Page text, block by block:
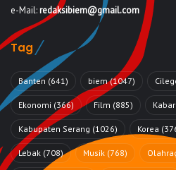
e-Mail:redaksibiem@gmail.com
Tag
Banten (641) biem(1047)
Ekonomi (366) Film (885) Kabar
Kabupaten Serang (1026) Korea
Lebak (708) Musik (768)